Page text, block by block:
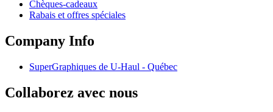
Chèques-cadeaux
Rabais et offres spéciales
Company Info
SuperGraphiques de U-Haul - Québec
Collaborez avec nous